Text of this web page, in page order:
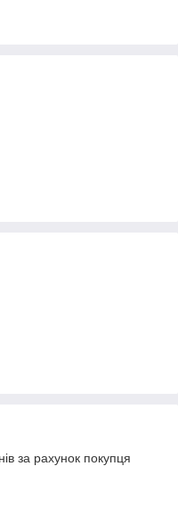
за рахунок покупця